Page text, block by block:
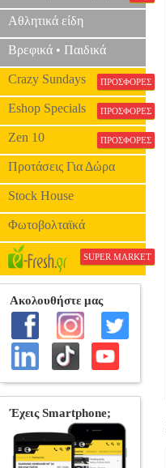
Αθλητικά είδη
Βρεφικά • Παιδικά
Crazy Sundays ΠΡΟΣΦΟΡΕΣ
Eshop Specials ΠΡΟΣΦΟΡΕΣ
Zen 10 ΠΡΟΣΦΟΡΕΣ
Προτάσεις Για Δώρα
Stock House
Φωτοβολταϊκά
SUPER MARKET